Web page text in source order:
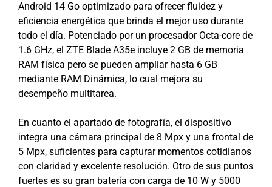
Android 14 Go optimizado para ofrecer fluidez y
eficiencia energética que brinda el mejor uso durante
todo el día. Potenciado por un procesador Octa-core de
1.6 GHz, el ZTE Blade A35e incluye 2 GB de memoria
RAM física pero se pueden ampliar hasta 6 GB
mediante RAM Dinámica, lo cual mejora su
desempeño multitarea.
En cuanto el apartado de fotografía, el dispositivo
integra una cámara principal de 8 Mpx y una frontal de
5 Mpx, suficientes para capturar momentos cotidianos
con claridad y excelente resolución. Otro de sus puntos
fuertes es su gran batería con carga de 10 W y 5000